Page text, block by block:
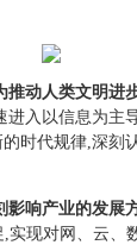
推动人类文明进
入以信息为主
时代规律,深刻
响产业的发展方
现对网、云、